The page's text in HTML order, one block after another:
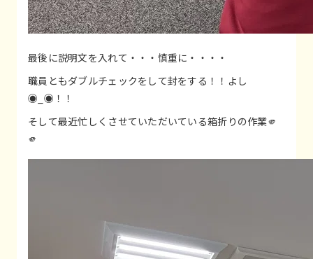
最後に説明文を入れて・・・慎重に・・・・
職員ともダブルチェックをして封をする！！よし
◉_◉！！
そして最近忙しくさせていただいている箱折りの作業🫵
🫵